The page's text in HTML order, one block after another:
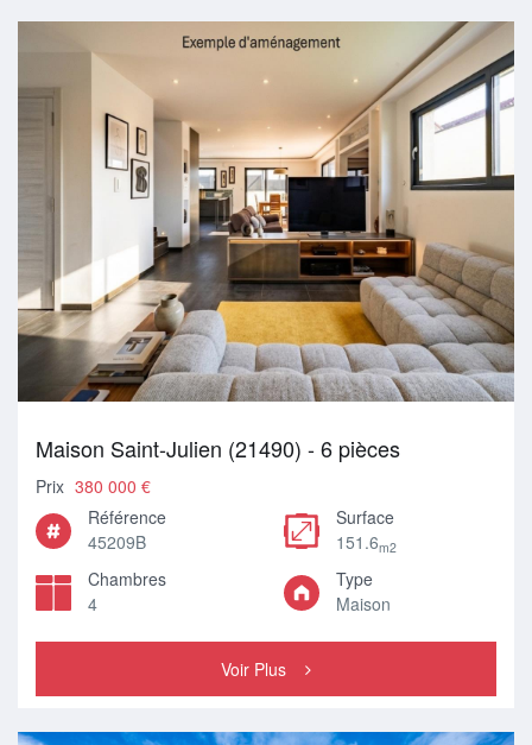
Maison Saint-Julien (21490) - 6 pièces
Prix 380 000 €
Référence
45209B
Surface
151.6m2
Chambres
4
Type
Maison
Voir Plus